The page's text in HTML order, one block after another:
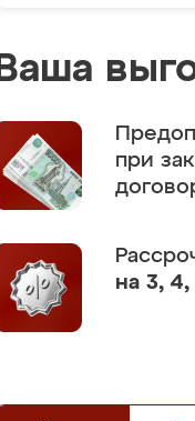
Ваша
при
на 3,